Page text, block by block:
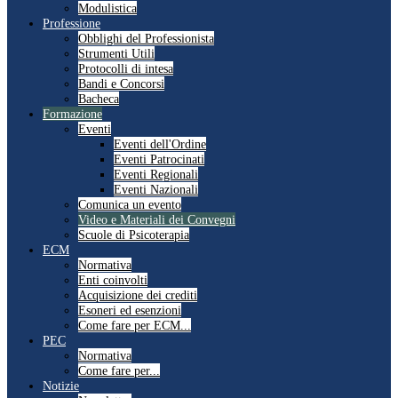
Modulistica
Professione
Obblighi del Professionista
Strumenti Utili
Protocolli di intesa
Bandi e Concorsi
Bacheca
Formazione
Eventi
Eventi dell'Ordine
Eventi Patrocinati
Eventi Regionali
Eventi Nazionali
Comunica un evento
Video e Materiali dei Convegni
Scuole di Psicoterapia
ECM
Normativa
Enti coinvolti
Acquisizione dei crediti
Esoneri ed esenzioni
Come fare per ECM...
PEC
Normativa
Come fare per...
Notizie